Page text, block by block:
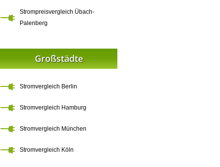
Strompreisvergleich Übach-
Palenberg
Großstädte
Stromvergleich Berlin
Stromvergleich Hamburg
Stromvergleich München
Stromvergleich Köln